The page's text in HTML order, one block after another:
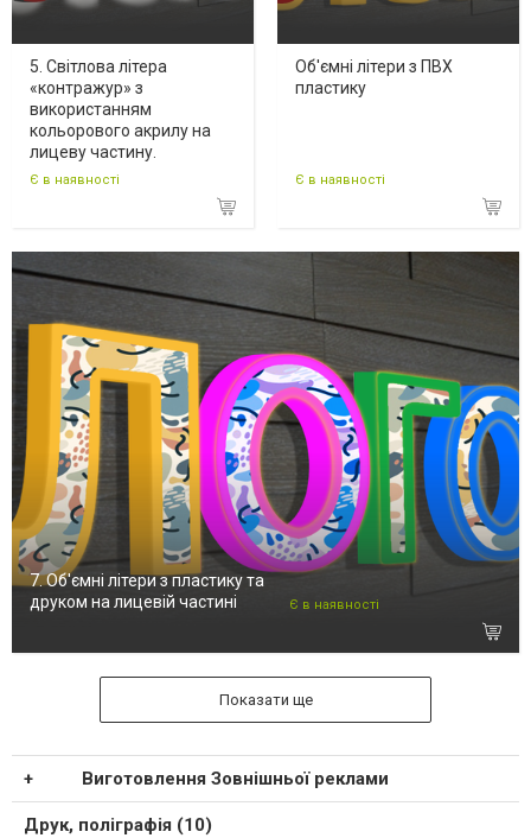
5. Світлова літера
«контражур» з
використанням
кольорового акрилу на
лицеву частину.
Є в наявності
Об'ємні літери з ПВХ
пластику
Є в наявності
7. Об'ємні літери з пластику та
друком на лицевій частині
Є в наявності
Показати ще
Виготовлення Зовнішньої реклами
Друк, поліграфія (10)